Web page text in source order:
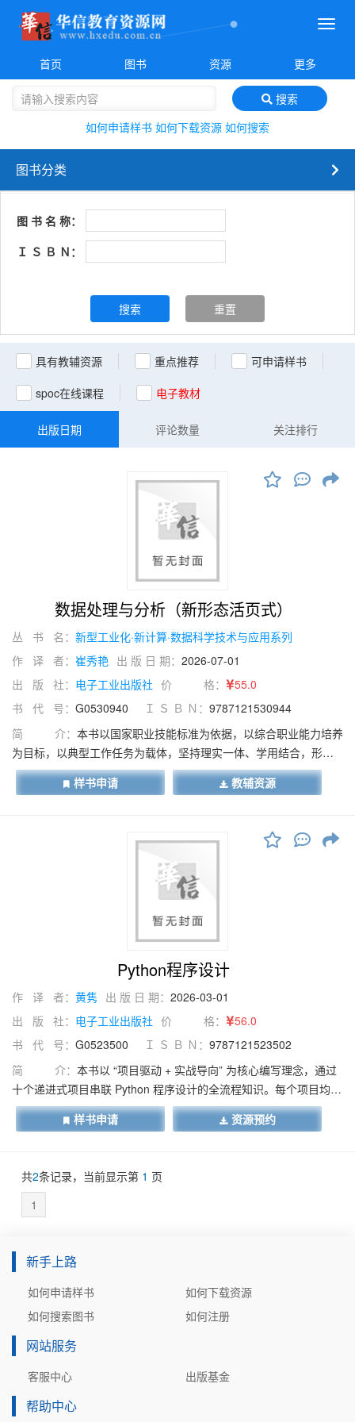
菜
首页
图书 资源 更多
搜索
如何申请样书 如何下载资源 如何搜索
图书分类
图 书 名 称：
Ｉ Ｓ Ｂ Ｎ：
搜索 重置
具有教辅资源 重点推荐
可申请样书
spoc在线课程
电子教材
关注排行
评论数量
出版日期
数据处理与分析（新形态活页式）
丛 书 名： 新型工业化·新计算·数据科学技术与应用系列
作 译 者： 崔秀艳 出 版 日 期： 2026-07-01
出 版 社： 电子工业出版社 价 格：
55.0
书 代 号： G0530940 Ｉ Ｓ Ｂ Ｎ： 9787121530944
简 介： 本书以国家职业技能标准为依据，以综合职业能力培养
为目标，以典型工作任务为载体，坚持理实一体、学用结合，形成
四大鲜明特色：一是项目引领，任务驱动，实战强技。本书以企业
真实数据分析项目为载体，紧扣数据分析师岗位工作任务，构建任
业技能。二是岗课赛证，研训融合，精准育人。本书对标人工智能
数据处理职业技能等级标准，融入人工智能职业技能大赛赛项要
求，全面实施课程项目化改造，任务设计精准对接赛证需求，着力
培养学生数据处理与分析能力。三是思政贯穿，素养同步，学思践
悟。本书立足数据分析师职业素养，构建课程思政案例库，将价值
引领融入教材，引导学生在学思践悟中提升职业品格，实现思政育
人目标。四是资源丰富，多元赋能，突破重难点。本书配套精品在
线微课、思政案例库、项目源码、教学 PPT、海量习题等立体化资
源，支持学生自主学习、在线测评，高效掌握岗位核心技能。本书
适用于高等院校、职业院校计算机类、大数据类、人工智能类及相
关交叉专业的教学，也可作为企业技术人员、数据爱好者的自学参
考书。
样书申请 教辅资源
Python程序设计
作 译 者： 黄隽 出 版 日 期： 2026-03-01
出 版 社： 电子工业出版社 价 格：
56.0
书 代 号： G0523500 Ｉ Ｓ Ｂ Ｎ： 9787121523502
简 介： 本书以 “项目驱动 + 实战导向” 为核心编写理念，通过
十个递进式项目串联 Python 程序设计的全流程知识。每个项目均设
有?“项目情景、知识目标、技能目标、素养目标”，并配套具体任务
实施步骤、完整代码示例、知识点讲解及实践练习。全书既注重理
的逻辑思维与解决实际问题的能力。本书适用于职业院校、高等院
校相关专业的 Python 编程教学，也可作为广大编程爱好者的自学用
书。
样书申请 资源预约
共2条记录，当前显示第 1 页
1
新手上路
如何申请样书
如何下载资源
如何搜索图书
如何注册
网站服务
客服中心 出版基金
帮助中心